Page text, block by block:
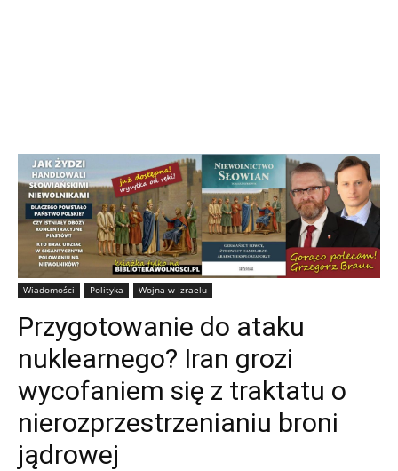
Wiadomości Polityka Wojna w Izraelu
Przygotowanie do ataku
nuklearnego? Iran grozi
wycofaniem się z traktatu o
nierozprzestrzenianiu broni
jądrowej